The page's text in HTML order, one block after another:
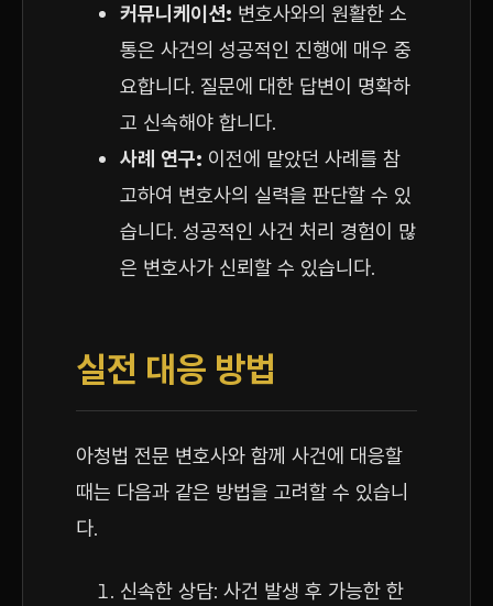
커뮤니케이션: 변호사와의 원활한 소
통은 사건의 성공적인 진행에 매우 중
요합니다. 질문에 대한 답변이 명확하
고 신속해야 합니다.
사례 연구: 이전에 맡았던 사례를 참
고하여 변호사의 실력을 판단할 수 있
습니다. 성공적인 사건 처리 경험이 많
은 변호사가 신뢰할 수 있습니다.
실전 대응 방법
아청법 전문 변호사와 함께 사건에 대응할
때는 다음과 같은 방법을 고려할 수 있습니
다.
신속한 상담: 사건 발생 후 가능한 한